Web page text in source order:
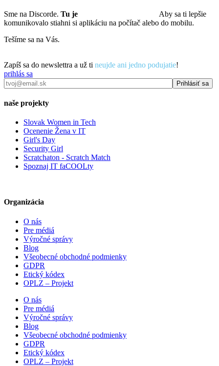
Sme na Discorde. Tu je
Aby sa ti lepšie
komunikovalo stiahni si aplikáciu na počítač alebo do mobilu.
Tešíme sa na Vás.
Zapíš sa do newslettra a už ti neujde ani jedno podujatie!
prihlás sa
naše projekty
Slovak Women in Tech
Ocenenie Žena v IT
Girl's Day
Security Girl
Scratchaton - Scratch Match
Spoznaj IT faCOOLty
Organizácia
O nás
Pre médiá
Výročné správy
Blog
Všeobecné obchodné podmienky
GDPR
Etický kódex
OPLZ – Projekt
O nás
Pre médiá
Výročné správy
Blog
Všeobecné obchodné podmienky
GDPR
Etický kódex
OPLZ – Projekt